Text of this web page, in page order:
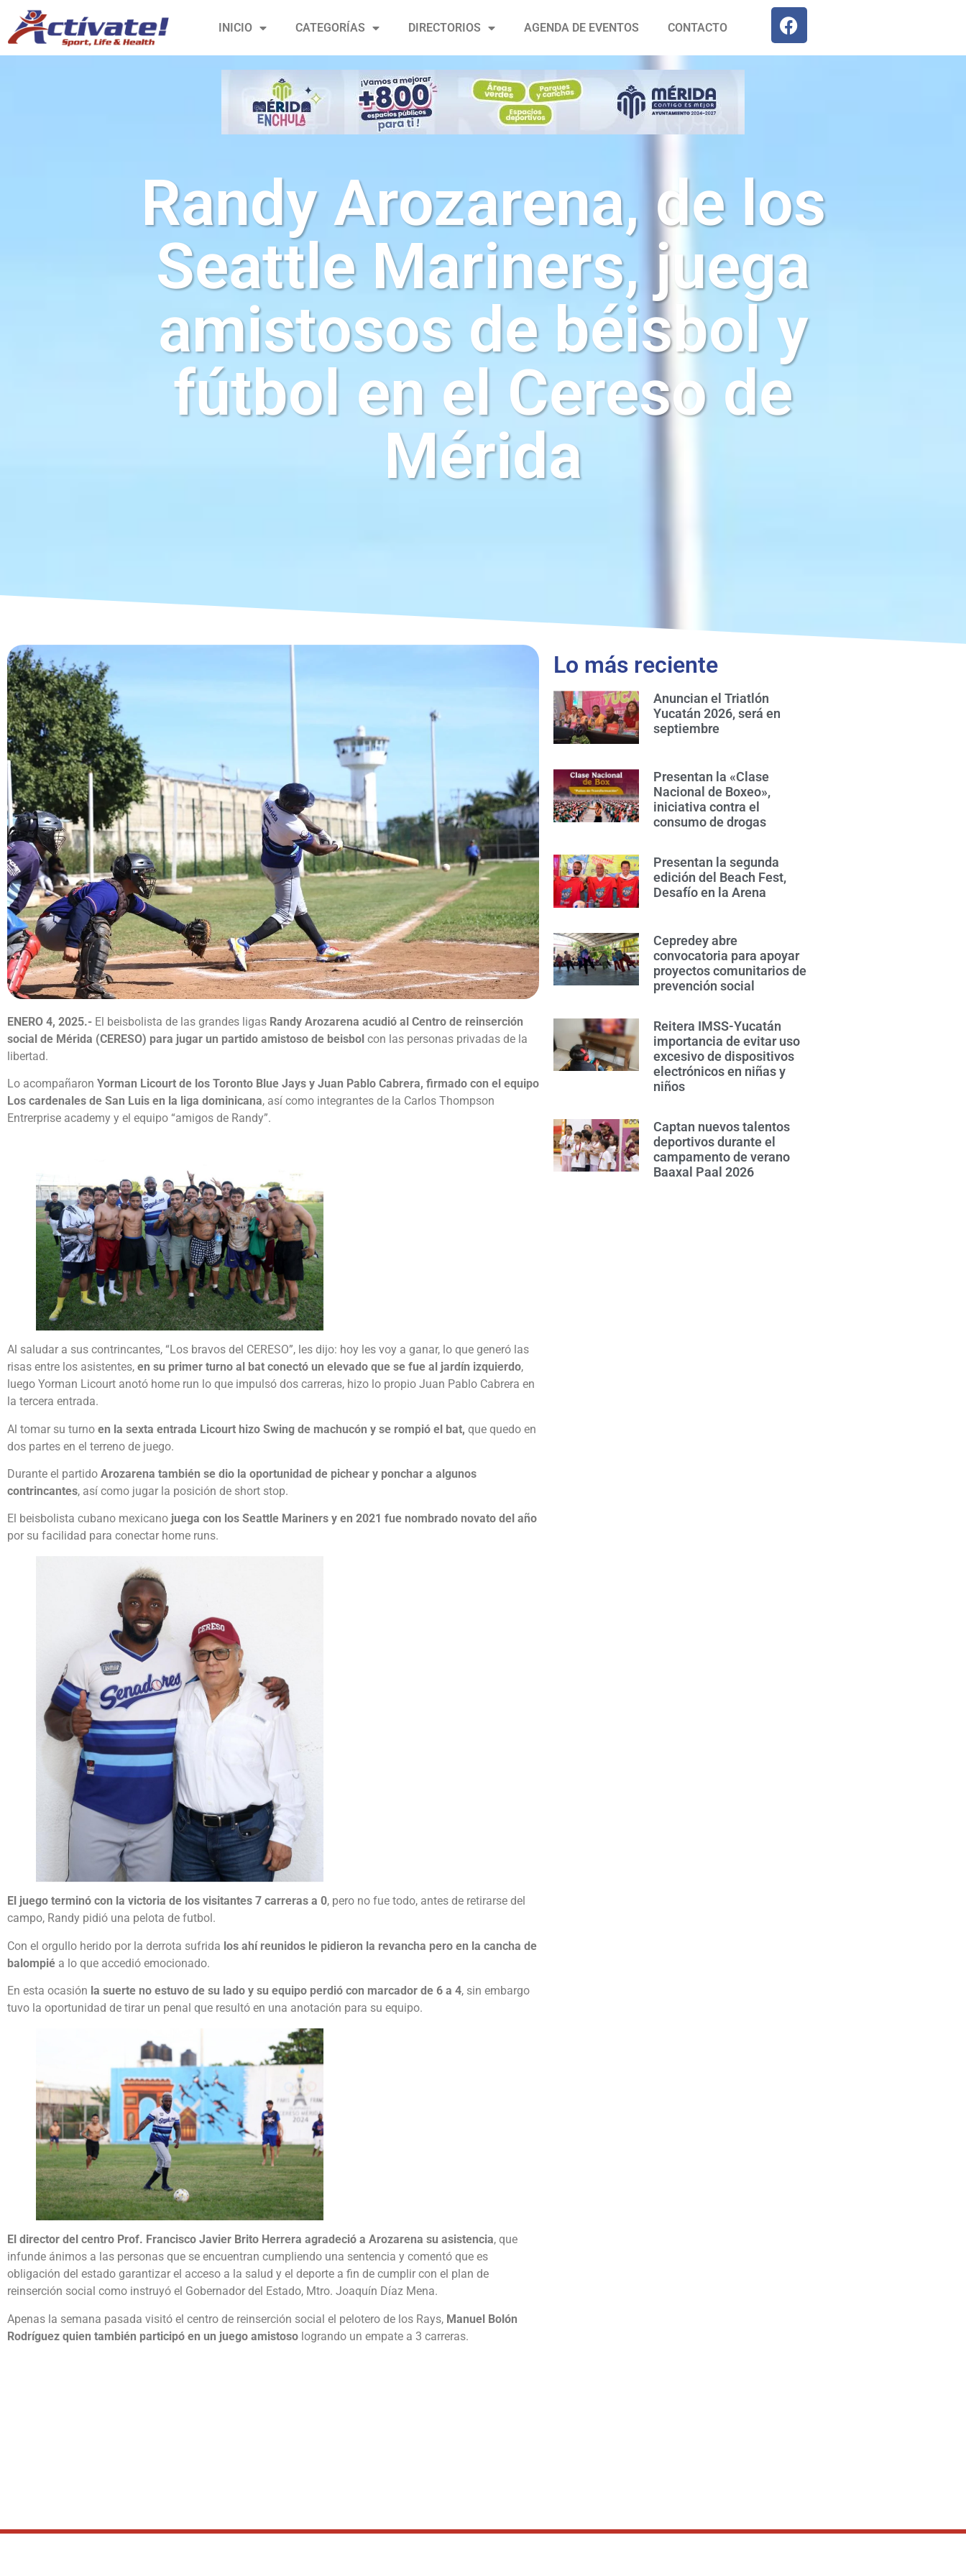
INICIO CATEGORÍAS DIRECTORIOS AGENDA DE EVENTOS CONTACTO
Randy Arozarena, de los
Seattle Mariners, juega
amistosos de béisbol y
fútbol en el Cereso de
Mérida
ENERO 4, 2025.- El beisbolista de las grandes ligas Randy Arozarena acudió al Centro de reinserción
social de Mérida (CERESO) para jugar un partido amistoso de beisbol con las personas privadas de la
libertad.
Lo acompañaron Yorman Licourt de los Toronto Blue Jays y Juan Pablo Cabrera, firmado con el equipo
Los cardenales de San Luis en la liga dominicana, así como integrantes de la Carlos Thompson
Entrerprise academy y el equipo “amigos de Randy”.
Al saludar a sus contrincantes, “Los bravos del CERESO”, les dijo: hoy les voy a ganar, lo que generó las
risas entre los asistentes, en su primer turno al bat conectó un elevado que se fue al jardín izquierdo,
luego Yorman Licourt anotó home run lo que impulsó dos carreras, hizo lo propio Juan Pablo Cabrera en
la tercera entrada.
Al tomar su turno en la sexta entrada Licourt hizo Swing de machucón y se rompió el bat, que quedo en
dos partes en el terreno de juego.
Durante el partido Arozarena también se dio la oportunidad de pichear y ponchar a algunos
contrincantes, así como jugar la posición de short stop.
El beisbolista cubano mexicano juega con los Seattle Mariners y en 2021 fue nombrado novato del año
por su facilidad para conectar home runs.
El juego terminó con la victoria de los visitantes 7 carreras a 0, pero no fue todo, antes de retirarse del
campo, Randy pidió una pelota de futbol.
Con el orgullo herido por la derrota sufrida los ahí reunidos le pidieron la revancha pero en la cancha de
balompié a lo que accedió emocionado.
En esta ocasión la suerte no estuvo de su lado y su equipo perdió con marcador de 6 a 4, sin embargo
tuvo la oportunidad de tirar un penal que resultó en una anotación para su equipo.
El director del centro Prof. Francisco Javier Brito Herrera agradeció a Arozarena su asistencia, que
infunde ánimos a las personas que se encuentran cumpliendo una sentencia y comentó que es
obligación del estado garantizar el acceso a la salud y el deporte a fin de cumplir con el plan de
reinserción social como instruyó el Gobernador del Estado, Mtro. Joaquín Díaz Mena.
Apenas la semana pasada visitó el centro de reinserción social el pelotero de los Rays, Manuel Bolón
Rodríguez quien también participó en un juego amistoso logrando un empate a 3 carreras.
Lo más reciente
Anuncian el Triatlón
Yucatán 2026, será en
septiembre
Presentan la «Clase
Nacional de Boxeo»,
iniciativa contra el
consumo de drogas
Presentan la segunda
edición del Beach Fest,
Desafío en la Arena
Cepredey abre
convocatoria para apoyar
proyectos comunitarios de
prevención social
Reitera IMSS-Yucatán
importancia de evitar uso
excesivo de dispositivos
electrónicos en niñas y
niños
Captan nuevos talentos
deportivos durante el
campamento de verano
Baaxal Paal 2026